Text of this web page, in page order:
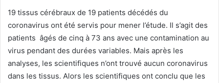
19 tissus cérébraux de 19 patients décédés du
coronavirus ont été servis pour mener l’étude. Il s’agit des
patients âgés de cinq à 73 ans avec une contamination au
virus pendant des durées variables. Mais après les
analyses, les scientifiques n’ont trouvé aucun coronavirus
dans les tissus. Alors les scientifiques ont conclu que les